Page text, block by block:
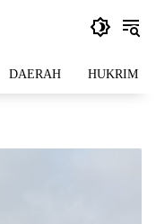
DAERAH HUKRIM